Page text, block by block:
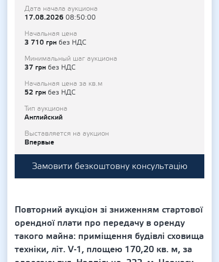
Дата начала аукциона
17.08.2026 08:50:00
Начальная цена
3 710 грн без НДС
Минимальный шаг аукциона
37 грн без НДС
Начальная цена за кв.м
52 грн без НДС
Тип аукциона
Английский
Выставляется на аукцион
Впервые
Замовити безкоштовну консультацію
Повторний аукціон зі зниженням стартової
орендної плати про передачу в оренду
такого майна: приміщення будівлі сховища
техніки, літ. V-1, площею 170,20 кв. м, за